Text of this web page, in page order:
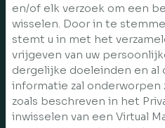
en/of elk verzoek om een
wisselen. Door in te
stemt u in met het
vrijgeven van uw
dergelijke doeleinden en al
informatie zal onderworpen
zoals beschreven in het
inwisselen van een Virtual